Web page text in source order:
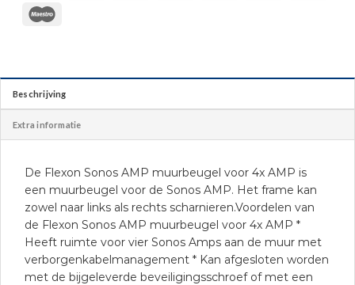
Beschrijving
Extra informatie
De Flexon Sonos AMP muurbeugel voor 4x AMP is
een muurbeugel voor de Sonos AMP. Het frame kan
zowel naar links als rechts scharnieren.Voordelen van
de Flexon Sonos AMP muurbeugel voor 4x AMP *
Heeft ruimte voor vier Sonos Amps aan de muur met
verborgenkabelmanagement * Kan afgesloten worden
met de bijgeleverde beveiligingsschroef of met een